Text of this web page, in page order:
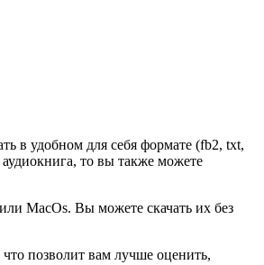
в удобном для себя формате (fb2, txt,
то вы также можете
MacOs. Вы можете скачать их без
что позволит вам лучше оценить,